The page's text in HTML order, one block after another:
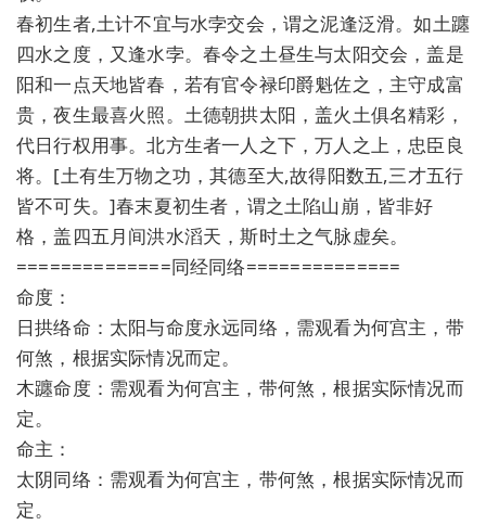
春初生者,土计不宜与水孛交会，谓之泥逢泛滑。如土躔
四水之度，又逢水孛。春令之土昼生与太阳交会，盖是
阳和一点天地皆春，若有官令禄印爵魁佐之，主守成富
贵，夜生最喜火照。土德朝拱太阳，盖火土俱名精彩，
代日行权用事。北方生者一人之下，万人之上，忠臣良
将。[土有生万物之功，其德至大,故得阳数五,三才五行
皆不可失。]春末夏初生者，谓之土陷山崩，皆非好
格，盖四五月间洪水滔天，斯时土之气脉虚矣。
==============同经同络==============
命度：
日拱络命：太阳与命度永远同络，需观看为何宫主，带
何煞，根据实际情况而定。
木躔命度：需观看为何宫主，带何煞，根据实际情况而
定。
命主：
太阴同络：需观看为何宫主，带何煞，根据实际情况而
定。